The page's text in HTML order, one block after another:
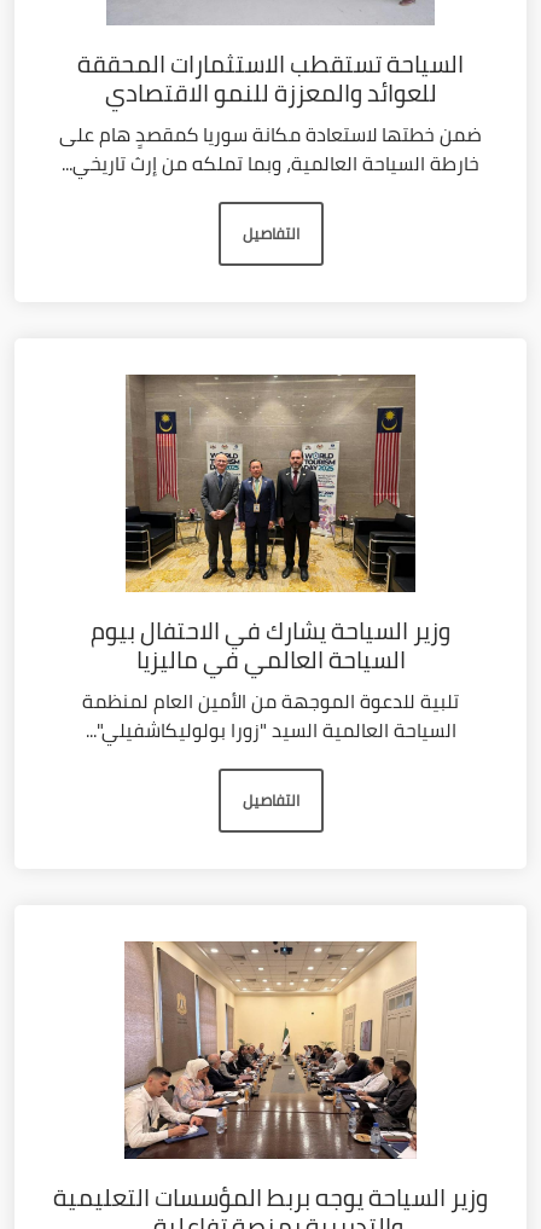
السياحة تستقطب الاستثمارات المحققة
للعوائد والمعززة للنمو الاقتصادي
ضمن خطتها لاستعادة مكانة سوريا كمقصدٍ هام على
خارطة السياحة العالمية، وبما تملكه من إرث تاريخي...
التفاصيل
وزير السياحة يشارك في الاحتفال بيوم
السياحة العالمي في ماليزيا
تلبية للدعوة الموجهة من الأمين العام لمنظمة
السياحة العالمية السيد "زورا بولوليكاشفيلي"...
التفاصيل
وزير السياحة يوجه بربط المؤسسات التعليمية